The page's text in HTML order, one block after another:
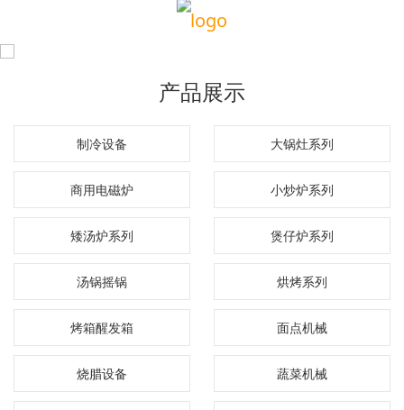
产品展示
制冷设备 大锅灶系列
商用电磁炉 小炒炉系列
矮汤炉系列 煲仔炉系列
汤锅摇锅 烘烤系列
烤箱醒发箱 面点机械
烧腊设备 蔬菜机械